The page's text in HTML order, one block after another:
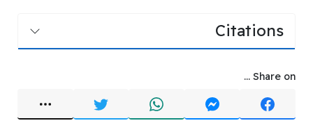
Citations
Share on ...